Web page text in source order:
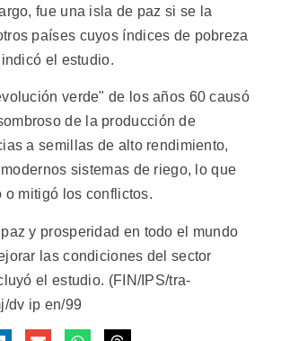
fue una isla de paz si se la
países cuyos índices de pobreza
el estudio.
verde" de los años 60 causó
de la producción de
a semillas de alto rendimiento,
sistemas de riego, lo que
o mitigó los conflictos.
y prosperidad en todo el mundo
las condiciones del sector
el estudio. (FIN/IPS/tra-
dv ip en/99